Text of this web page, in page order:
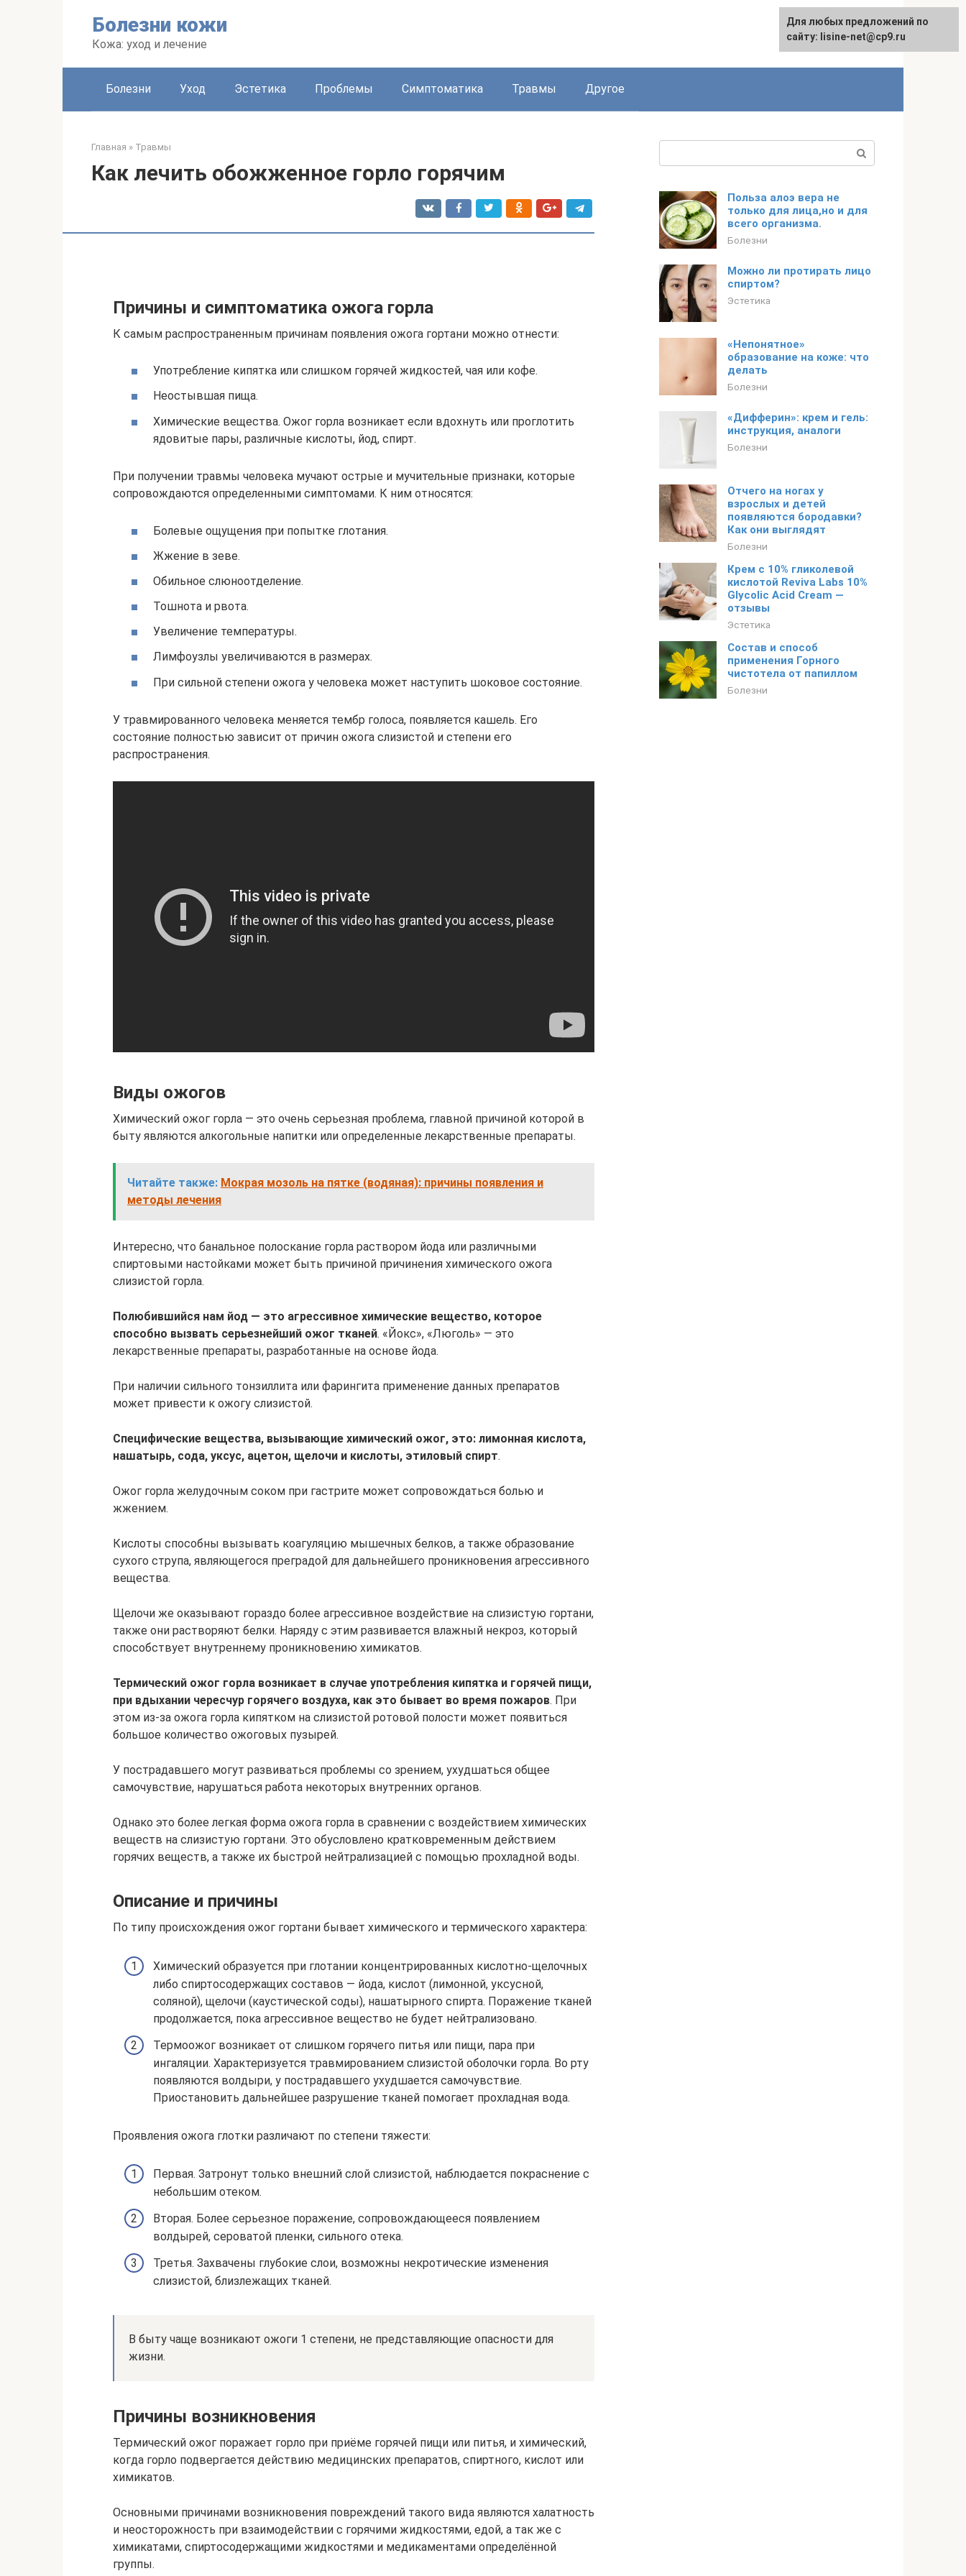
Болезни кожи
Кожа: уход и лечение
Болезни Уход Эстетика Проблемы Симптоматика Травмы Другое
Главная » Травмы
Как лечить обожженное горло горячим
Причины и симптоматика ожога горла
К самым распространенным причинам появления ожога гортани можно отнести:
Употребление кипятка или слишком горячей жидкостей, чая или кофе.
Неостывшая пища.
Химические вещества. Ожог горла возникает если вдохнуть или проглотить
ядовитые пары, различные кислоты, йод, спирт.
При получении травмы человека мучают острые и мучительные признаки, которые
сопровождаются определенными симптомами. К ним относятся:
Болевые ощущения при попытке глотания.
Жжение в зеве.
Обильное слюноотделение.
Тошнота и рвота.
Увеличение температуры.
Лимфоузлы увеличиваются в размерах.
При сильной степени ожога у человека может наступить шоковое состояние.
У травмированного человека меняется тембр голоса, появляется кашель. Его
состояние полностью зависит от причин ожога слизистой и степени его
распространения.
Виды ожогов
Химический ожог горла — это очень серьезная проблема, главной причиной которой в
быту являются алкогольные напитки или определенные лекарственные препараты.
Читайте также: Мокрая мозоль на пятке (водяная): причины появления и
методы лечения
Интересно, что банальное полоскание горла раствором йода или различными
спиртовыми настойками может быть причиной причинения химического ожога
слизистой горла.
Полюбившийся нам йод — это агрессивное химические вещество, которое
способно вызвать серьезнейший ожог тканей. «Йокс», «Люголь» — это
лекарственные препараты, разработанные на основе йода.
При наличии сильного тонзиллита или фарингита применение данных препаратов
может привести к ожогу слизистой.
Специфические вещества, вызывающие химический ожог, это: лимонная кислота,
нашатырь, сода, уксус, ацетон, щелочи и кислоты, этиловый спирт.
Ожог горла желудочным соком при гастрите может сопровождаться болью и
жжением.
Кислоты способны вызывать коагуляцию мышечных белков, а также образование
сухого струпа, являющегося преградой для дальнейшего проникновения агрессивного
вещества.
Щелочи же оказывают гораздо более агрессивное воздействие на слизистую гортани,
также они растворяют белки. Наряду с этим развивается влажный некроз, который
способствует внутреннему проникновению химикатов.
Термический ожог горла возникает в случае употребления кипятка и горячей пищи,
при вдыхании чересчур горячего воздуха, как это бывает во время пожаров. При
этом из-за ожога горла кипятком на слизистой ротовой полости может появиться
большое количество ожоговых пузырей.
У пострадавшего могут развиваться проблемы со зрением, ухудшаться общее
самочувствие, нарушаться работа некоторых внутренних органов.
Однако это более легкая форма ожога горла в сравнении с воздействием химических
веществ на слизистую гортани. Это обусловлено кратковременным действием
горячих веществ, а также их быстрой нейтрализацией с помощью прохладной воды.
Описание и причины
По типу происхождения ожог гортани бывает химического и термического характера:
Химический образуется при глотании концентрированных кислотно-щелочных
либо спиртосодержащих составов — йода, кислот (лимонной, уксусной,
соляной), щелочи (каустической соды), нашатырного спирта. Поражение тканей
продолжается, пока агрессивное вещество не будет нейтрализовано.
Термоожог возникает от слишком горячего питья или пищи, пара при
ингаляции. Характеризуется травмированием слизистой оболочки горла. Во рту
появляются волдыри, у пострадавшего ухудшается самочувствие.
Приостановить дальнейшее разрушение тканей помогает прохладная вода.
Проявления ожога глотки различают по степени тяжести:
Первая. Затронут только внешний слой слизистой, наблюдается покраснение с
небольшим отеком.
Вторая. Более серьезное поражение, сопровождающееся появлением
волдырей, сероватой пленки, сильного отека.
Третья. Захвачены глубокие слои, возможны некротические изменения
слизистой, близлежащих тканей.
В быту чаще возникают ожоги 1 степени, не представляющие опасности для
жизни.
Причины возникновения
Термический ожог поражает горло при приёме горячей пищи или питья, и химический,
когда горло подвергается действию медицинских препаратов, спиртного, кислот или
химикатов.
Основными причинами возникновения повреждений такого вида являются халатность
и неосторожность при взаимодействии с горячими жидкостями, едой, а так же с
химикатами, спиртосодержащими жидкостями и медикаментами определённой
группы.
Польза алоэ вера не
только для лица,но и для
всего организма.
Болезни
Можно ли протирать лицо
спиртом?
Эстетика
«Непонятное»
образование на коже: что
делать
Болезни
«Дифферин»: крем и гель:
инструкция, аналоги
Болезни
Отчего на ногах у
взрослых и детей
появляются бородавки?
Как они выглядят
Болезни
Крем с 10% гликолевой
кислотой Reviva Labs 10%
Glycolic Acid Cream —
отзывы
Эстетика
Состав и способ
применения Горного
чистотела от папиллом
Болезни
Для любых предложений по
сайту: lisine-net@cp9.ru